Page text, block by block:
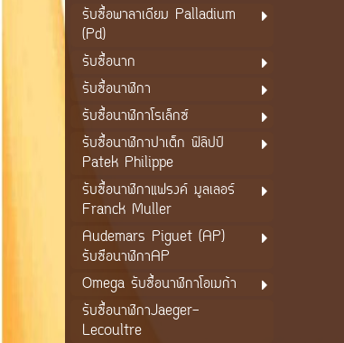
รับซื้อพาลาเดียม Palladium
(Pd)
รับซื้อนาก
รับซื้อนาฬิกา
รับซื้อนาฬิกาโรเล็กซ์
รับซื้อนาฬิกาปาเต็ก ฟิลิปป์
Patek Philippe
รับซื้อนาฬิกาแฟรงค์ มูลเลอร์
Franck Muller
Audemars Piguet (AP)
รับซือนาฬิกาAP
Omega รับซื้อนาฬิกาโอเมก้า
รับซื้อนาฬิกาJaeger-
Lecoultre